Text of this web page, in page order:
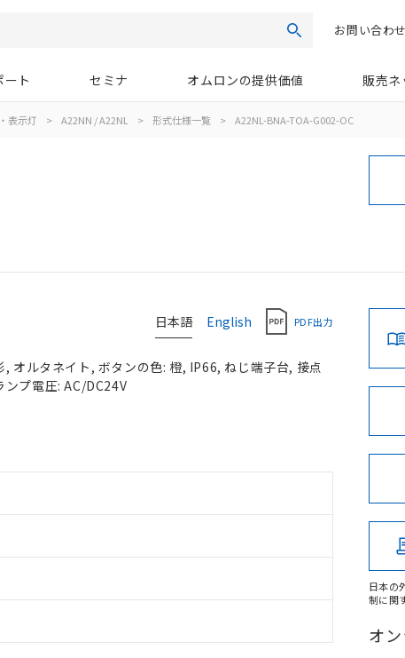
検索お問い合わせ
ート セミナ オムロンの提供価値 販売ネ
表示灯 > A22NN / A22NL > 形式仕様一覧 > A22NL-BNA-TOA-G002-OC
日本語 English PDF出力
オルタネイト, ボタンの色: 橙, IP66, ねじ端子台, 接点
プ電圧: AC/DC24V
日本の
制に関
オ